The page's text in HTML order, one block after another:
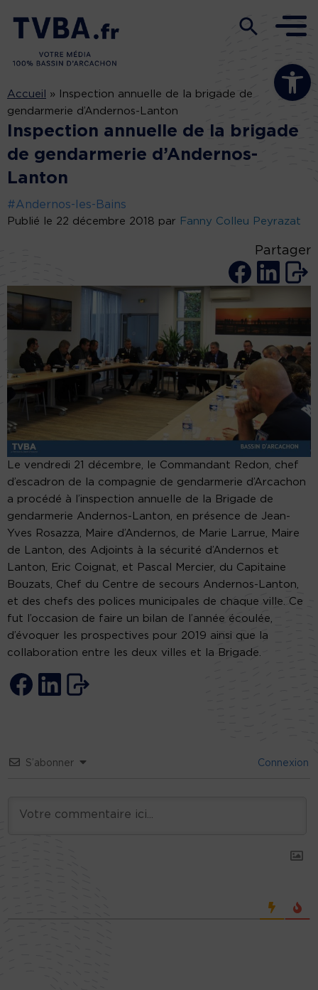
Ouvrir la
Accueil »
Inspection annuelle de la brigade de
gendarmerie d’Andernos-Lanton
Inspection annuelle de la brigade
de gendarmerie d’Andernos-
Lanton
#Andernos-les-Bains
Publié le 22 décembre 2018 par Fanny Colleu Peyrazat
Partager
Le vendredi 21 décembre, le Commandant Redon, chef
d’escadron de la compagnie de gendarmerie d’Arcachon
a procédé à l’inspection annuelle de la Brigade de
gendarmerie Andernos-Lanton, en présence de Jean-
Yves Rosazza, Maire d’Andernos, de Marie Larrue, Maire
de Lanton, des Adjoints à la sécurité d’Andernos et
Lanton, Eric Coignat, et Pascal Mercier, du Capitaine
Bouzats, Chef du Centre de secours Andernos-Lanton,
et des chefs des polices municipales de chaque ville. Ce
fut l’occasion de faire un bilan de l’année écoulée,
d’évoquer les prospectives pour 2019 ainsi que la
collaboration entre les deux villes et la Brigade.
S’abonner Connexion